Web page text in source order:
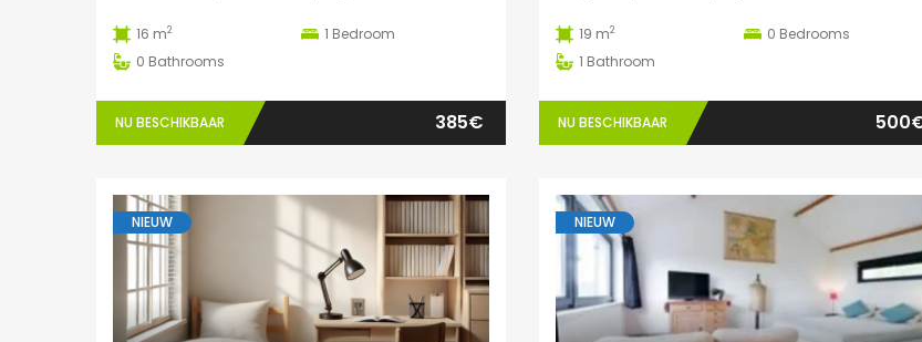
16 m2 1 Bedroom
0 Bathrooms
NU BESCHIKBAAR 385€
19 m2 0 Bedrooms
1 Bathroom
NU BESCHIKBAAR
NIEUW NIEUW